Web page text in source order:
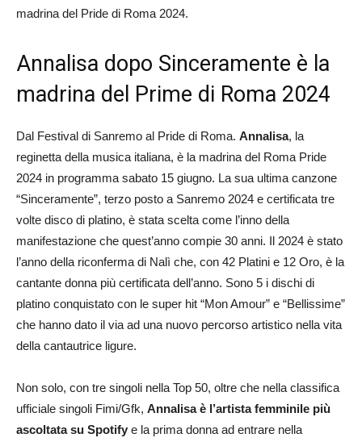
madrina del Pride di Roma 2024.
Annalisa dopo Sinceramente è la
madrina del Prime di Roma 2024
Dal Festival di Sanremo al Pride di Roma. Annalisa, la
reginetta della musica italiana, è la madrina del Roma Pride
2024 in programma sabato 15 giugno. La sua ultima canzone
“Sinceramente”, terzo posto a Sanremo 2024 e certificata tre
volte disco di platino, è stata scelta come l’inno della
manifestazione che quest’anno compie 30 anni. Il 2024 è stato
l’anno della riconferma di Nalì che, con 42 Platini e 12 Oro, è la
cantante donna più certificata dell’anno. Sono 5 i dischi di
platino conquistato con le super hit “Mon Amour” e “Bellissime”
che hanno dato il via ad una nuovo percorso artistico nella vita
della cantautrice ligure.
Non solo, con tre singoli nella Top 50, oltre che nella classifica
ufficiale singoli Fimi/Gfk, Annalisa è l’artista femminile più
ascoltata su Spotify e la prima donna ad entrare nella